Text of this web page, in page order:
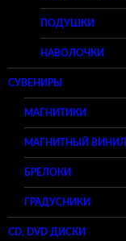
ПОДУШКИ
НАВОЛОЧКИ
СУВЕНИРЫ
МАГНИТИКИ
МАГНИТНЫЙ ВИНИЛ
БРЕЛОКИ
ГРАДУСНИКИ
CD, DVD ДИСКИ